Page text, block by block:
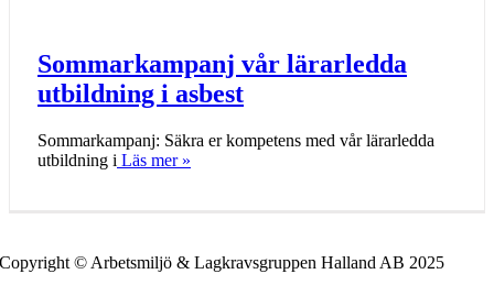
Sommarkampanj vår lärarledda
utbildning i asbest
Sommarkampanj: Säkra er kompetens med vår lärarledda
utbildning i Läs mer »
Copyright © Arbetsmiljö & Lagkravsgruppen Halland AB 2025